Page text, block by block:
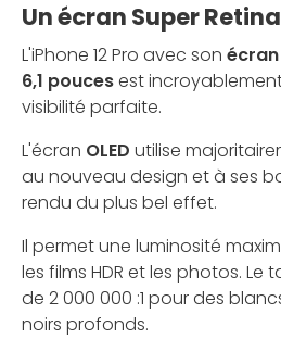
Un écran Super Retina
L'iPhone 12 Pro avec son écran
6,1 poucesest
visibilité parfaite.
L'écran OLED utilise
au nouveau design et à ses
rendu du plus bel effet.
Il permet une luminosité
les films HDR et les photos.
de 2 000 000 :1 pour des
noirs profonds.